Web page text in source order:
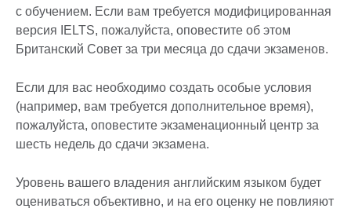
с обучением. Если вам требуется модифицированная
версия IELTS, пожалуйста, оповестите об этом
Британский Совет за три месяца до сдачи экзаменов.
Если для вас необходимо создать особые условия
(например, вам требуется дополнительное время),
пожалуйста, оповестите экзаменационный центр за
шесть недель до сдачи экзамена.
Уровень вашего владения английским языком будет
оцениваться объективно, и на его оценку не повлияют